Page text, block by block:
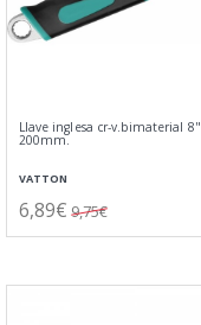
Llave inglesa cr-v.bimaterial 8"
200mm.
VATTON
6,89€ 9,75€